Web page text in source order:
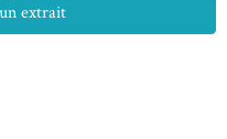
extrait